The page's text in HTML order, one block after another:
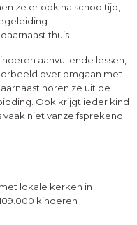
ze er ook na schooltijd,
thuis.
aanvullende lessen,
over omgaan met
horen ze uit de
Ook krijgt ieder kind
niet vanzelfsprekend
lokale kerken in
kinderen